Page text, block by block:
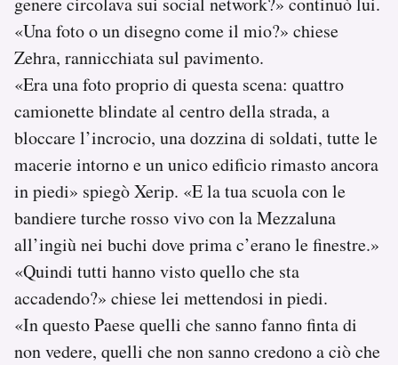
«Una foto o un disegno come il mio?» chiese
Zehra, rannicchiata sul pavimento.
«Era una foto proprio di questa scena: quattro
camionette blindate al centro della strada, a
bloccare l’incrocio, una dozzina di soldati, tutte le
macerie intorno e un unico edificio rimasto ancora
in piedi» spiegò Xerip. «E la tua scuola con le
bandiere turche rosso vivo con la Mezzaluna
all’ingiù nei buchi dove prima c’erano le finestre.»
«Quindi tutti hanno visto quello che sta
accadendo?» chiese lei mettendosi in piedi.
«In questo Paese quelli che sanno fanno finta di
non vedere, quelli che non sanno credono a ciò che